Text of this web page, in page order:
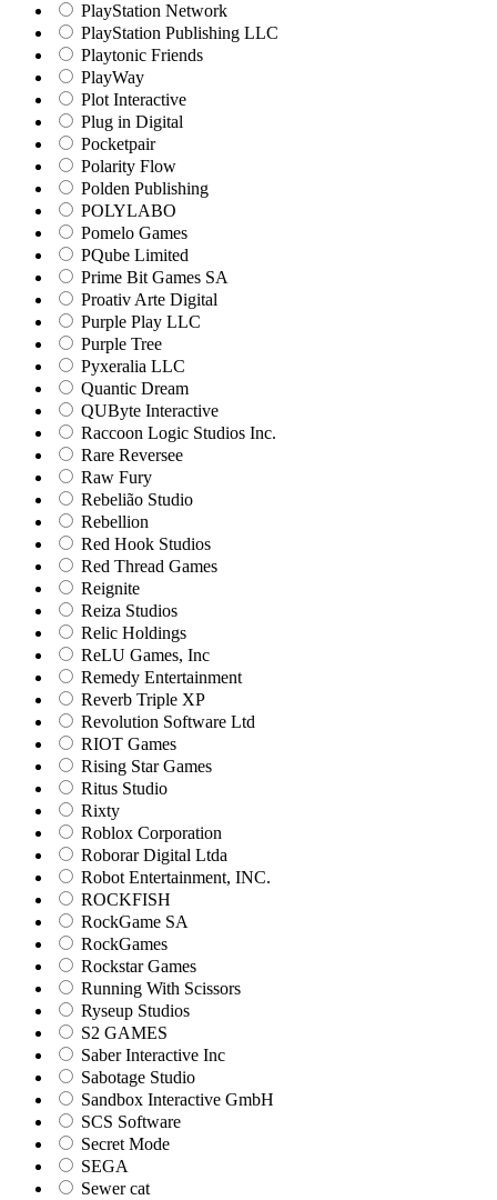
PlayStation Network
PlayStation Publishing LLC
Playtonic Friends
PlayWay
Plot Interactive
Plug in Digital
Pocketpair
Polarity Flow
Polden Publishing
POLYLABO
Pomelo Games
PQube Limited
Prime Bit Games SA
Proativ Arte Digital
Purple Play LLC
Purple Tree
Pyxeralia LLC
Quantic Dream
QUByte Interactive
Raccoon Logic Studios Inc.
Rare Reversee
Raw Fury
Rebelião Studio
Rebellion
Red Hook Studios
Red Thread Games
Reignite
Reiza Studios
Relic Holdings
ReLU Games, Inc
Remedy Entertainment
Reverb Triple XP
Revolution Software Ltd
RIOT Games
Rising Star Games
Ritus Studio
Rixty
Roblox Corporation
Roborar Digital Ltda
Robot Entertainment, INC.
ROCKFISH
RockGame SA
RockGames
Rockstar Games
Running With Scissors
Ryseup Studios
S2 GAMES
Saber Interactive Inc
Sabotage Studio
Sandbox Interactive GmbH
SCS Software
Secret Mode
SEGA
Sewer cat